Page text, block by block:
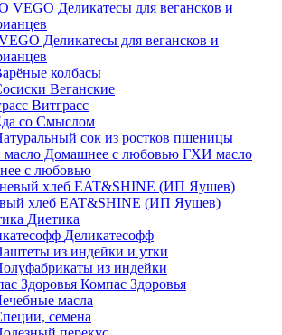
Деликатесы для вегансков и
колбасы
Веганские
Витграсс
со Смыслом
сок из ростков пшеницы
ГХИ масло
с любовью
хлеб EAT&SHINE (ИП Яушев)
Диетика
Деликатесофф
из индейки и утки
из индейки
Компас Здоровья
масла
семена